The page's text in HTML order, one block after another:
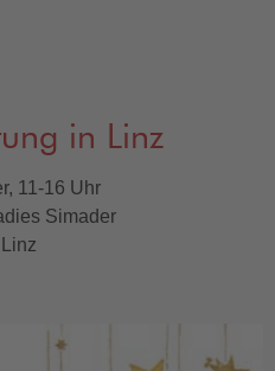
in Linz
11-16 Uhr
Simader